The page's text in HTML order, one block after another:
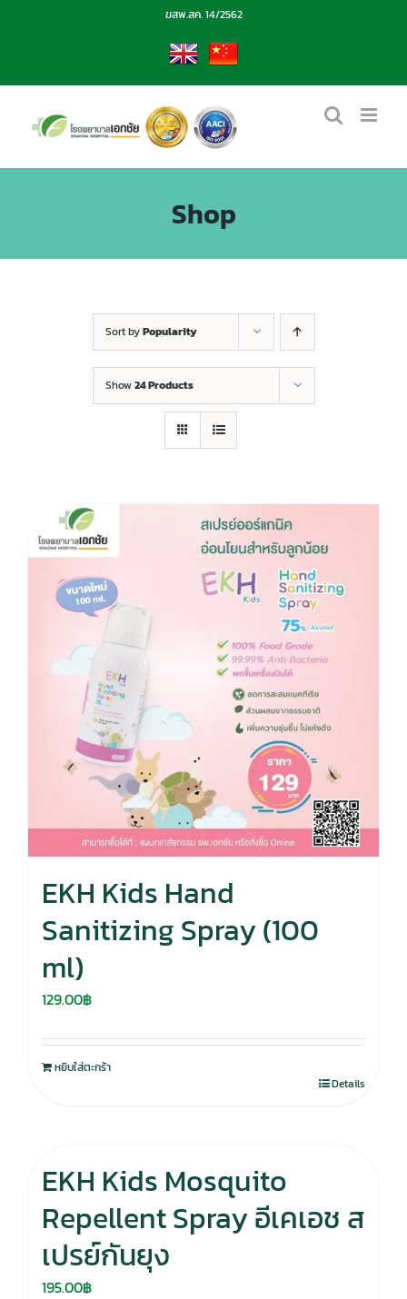
ฆสพ.สค. 14/2562
EN CN
Shop
Sort byPopularity
Show24 Products
EKH Kids Hand
Sanitizing Spray (100
ml)
129.00฿
หยิบใส่ตะกร้า
Details
EKH Kids Mosquito
Repellent Spray อีเคเอช ส
เปรย์กันยุง
195.00฿